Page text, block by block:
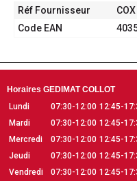
Réf Fournisseur
Code EAN
Horaires GEDIMAT COLLOT
Lundi
07:30-12:00 12:45-
Mardi
07:30-12:00 12:45-
Mercredi
07:30-12:00 12:45-
Jeudi
07:30-12:00 12:45-
Vendredi
07:30-12:00 12:45-